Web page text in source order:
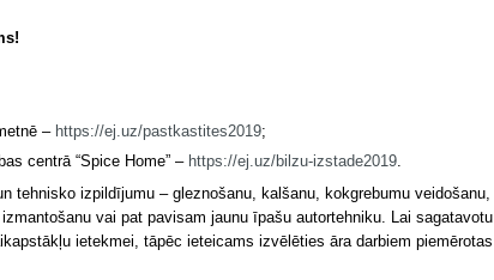
– https://ej.uz/pastkastites2019;
centrā “Spice Home” – https://ej.uz/bilzu-izstade2019.
tehnisko izpildījumu – gleznošanu, kalšanu, kokgrebumu veidošanu,
vai pat pavisam jaunu īpašu autortehniku. Lai sagatavotu
ietekmei, tāpēc ieteicams izvēlēties āra darbiem piemērotas